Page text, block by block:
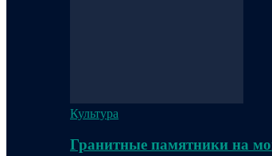
Культура
Гранитные памятники на